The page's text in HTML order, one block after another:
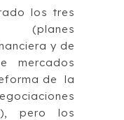
los tres
(planes
y de
mercados
de la
pero los